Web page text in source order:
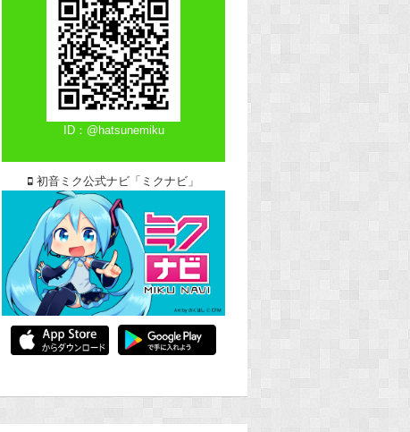
ID：@hatsunemiku
初音ミク公式ナビ「ミクナビ」